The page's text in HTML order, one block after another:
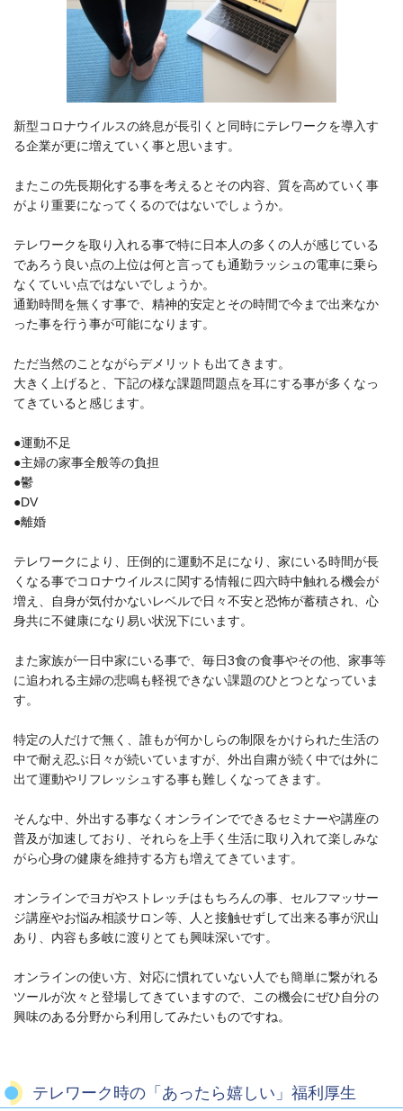
新型コロナウイルスの終息が長引くと同時にテレワークを導入す
る企業が更に増えていく事と思います。
またこの先長期化する事を考えるとその内容、質を高めていく事
がより重要になってくるのではないでしょうか。
テレワークを取り入れる事で特に日本人の多くの人が感じている
であろう良い点の上位は何と言っても通勤ラッシュの電車に乗ら
なくていい点ではないでしょうか。
通勤時間を無くす事で、精神的安定とその時間で今まで出来なか
った事を行う事が可能になります。
ただ当然のことながらデメリットも出てきます。
大きく上げると、下記の様な課題問題点を耳にする事が多くなっ
てきていると感じます。
●運動不足
●主婦の家事全般等の負担
●鬱
●DV
●離婚
テレワークにより、圧倒的に運動不足になり、家にいる時間が長
くなる事でコロナウイルスに関する情報に四六時中触れる機会が
増え、自身が気付かないレベルで日々不安と恐怖が蓄積され、心
身共に不健康になり易い状況下にいます。
また家族が一日中家にいる事で、毎日3食の食事やその他、家事等
に追われる主婦の悲鳴も軽視できない課題のひとつとなっていま
す。
特定の人だけで無く、誰もが何かしらの制限をかけられた生活の
中で耐え忍ぶ日々が続いていますが、外出自粛が続く中では外に
出て運動やリフレッシュする事も難しくなってきます。
そんな中、外出する事なくオンラインでできるセミナーや講座の
普及が加速しており、それらを上手く生活に取り入れて楽しみな
がら心身の健康を維持する方も増えてきています。
オンラインでヨガやストレッチはもちろんの事、セルフマッサー
ジ講座やお悩み相談サロン等、人と接触せずして出来る事が沢山
あり、内容も多岐に渡りとても興味深いです。
オンラインの使い方、対応に慣れていない人でも簡単に繋がれる
ツールが次々と登場してきていますので、この機会にぜひ自分の
興味のある分野から利用してみたいものですね。
テレワーク時の「あったら嬉しい」福利厚生